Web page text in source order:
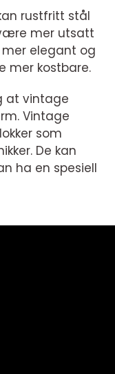
rustfritt stål
mer utsatt
mer elegant og
mer kostbare.
at vintage
Vintage
som
De kan
ha en spesiell